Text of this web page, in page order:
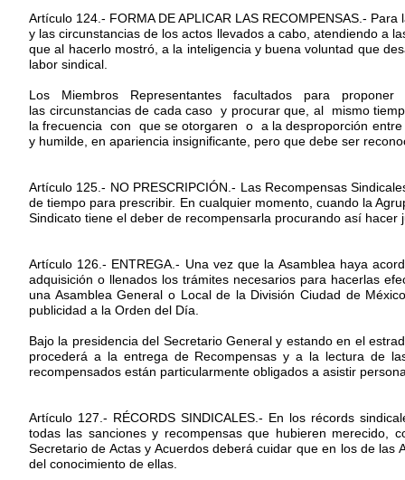
Artículo 124.- FORMA DE APLICAR LAS RECOMPENSAS.-
y las circunstancias de los actos llevados a cabo, atendiendo a
que al hacerlo mostró, a la inteligencia y buena voluntad que
labor sindical.
Los Miembros Representantes facultados para
las circunstancias de cada caso y procurar que, al mismo
la frecuencia con que se otorgaren o a la desproporción
y humilde, en apariencia insignificante, pero que debe ser
Artículo 125.- NO PRESCRIPCIÓN.- Las Recompensas
de tiempo para prescribir. En cualquier momento, cuando la
Sindicato tiene el deber de recompensarla procurando así hacer
Artículo 126.- ENTREGA.- Una vez que la Asamblea haya
adquisición o llenados los trámites necesarios para hacerlas
una Asamblea General o Local de la División Ciudad de
publicidad a la Orden del Día.
Bajo la presidencia del Secretario General y estando en el
procederá a la entrega de Recompensas y a la lectura de
recompensados están particularmente obligados a asistir
Artículo 127.- RÉCORDS SINDICALES.- En los récords
todas las sanciones y recompensas que hubieren merecido,
Secretario de Actas y Acuerdos deberá cuidar que en los de
del conocimiento de ellas.